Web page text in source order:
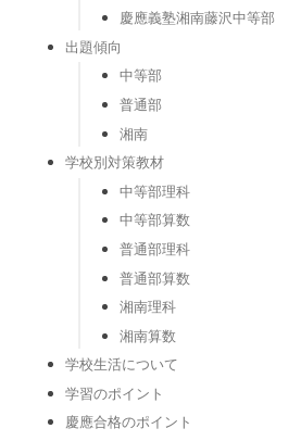
慶應義塾湘南藤沢中等部
出題傾向
中等部
普通部
湘南
学校別対策教材
中等部理科
中等部算数
普通部理科
普通部算数
湘南理科
湘南算数
学校生活について
学習のポイント
慶應合格のポイント